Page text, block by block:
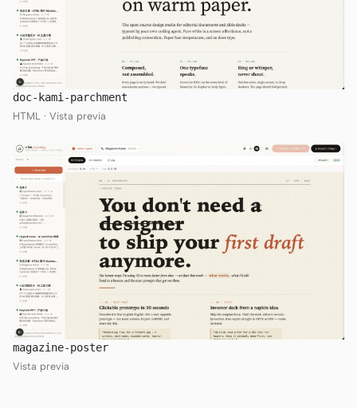
doc-kami-parchment
HTML · Vista previa
magazine-poster
Vista previa